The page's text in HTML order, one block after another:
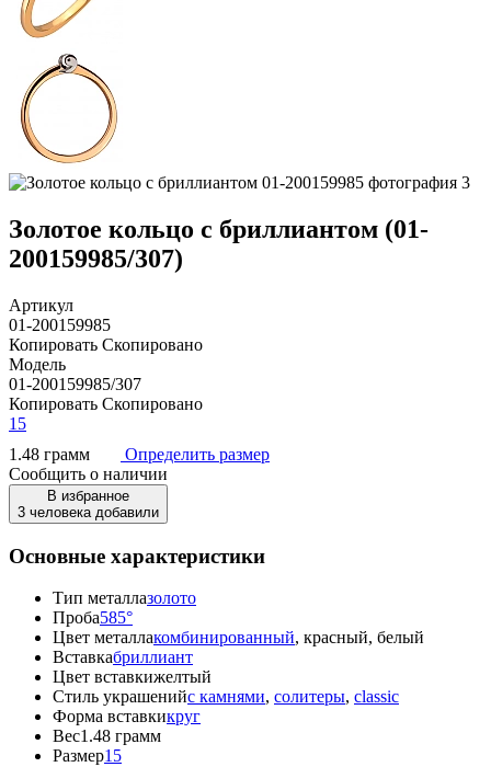
Золотое кольцо с бриллиантом (01-
200159985/307)
Артикул
01-200159985
Копировать Скопировано
Модель
01-200159985/307
Копировать Скопировано
15
1.48 грамм
Определить размер
Сообщить о наличии
В избранное
3 человека добавили
Основные характеристики
Тип металлазолото
Проба585°
Цвет металлакомбинированный, красный, белый
Вставкабриллиант
Цвет вставкижелтый
Стиль украшенийс камнями, солитеры, classic
Форма вставкикруг
Вес1.48 грамм
Размер15